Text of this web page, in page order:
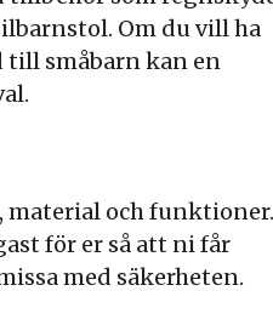
Om du vill ha
till småbarn kan en
material och funktioner.
för er så att ni får
med säkerheten.